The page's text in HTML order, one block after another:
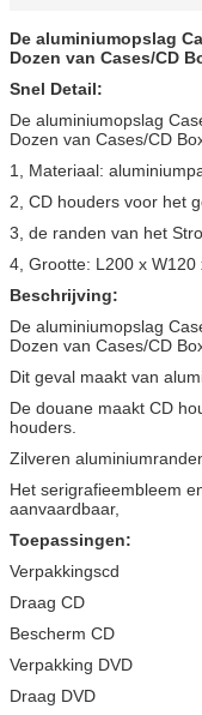
De aluminiumopslag
Dozen van Cases/CD
Snel Detail:
De aluminiumopslag
Dozen van Cases/CD
1, Materiaal:
2, CD houders voor het
3, de randen van het
4, Grootte: L200 x W120
Beschrijving:
De aluminiumopslag
Dozen van Cases/CD
Dit geval maakt van
De douane maakt CD
houders.
Zilveren
Het serigrafieembleem
aanvaardbaar,
Toepassingen:
Verpakkingscd
Draag CD
Bescherm CD
Verpakking DVD
Draag DVD